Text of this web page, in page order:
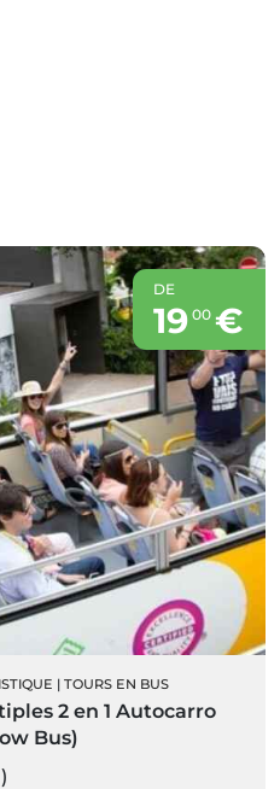
DE
19 00 €
| TOURS EN BUS
2 en 1 Autocarro
Bus)